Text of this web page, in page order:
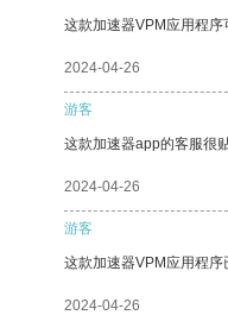
这款加速器VPM应用程序
2024-04-26
游客
这款加速器app的客服很
2024-04-26
游客
这款加速器VPM应用程序
2024-04-26